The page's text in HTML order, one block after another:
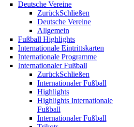
Deutsche Vereine
ZurückSchließen
Deutsche Vereine
Allgemein
Fußball Highlights
Internationale Eintrittskarten
Internationale Programme
Internationaler Fußball
ZurückSchließen
Internationaler Fußball
Highlights
Highlights Internationale
Fußball
Internationaler Fußball